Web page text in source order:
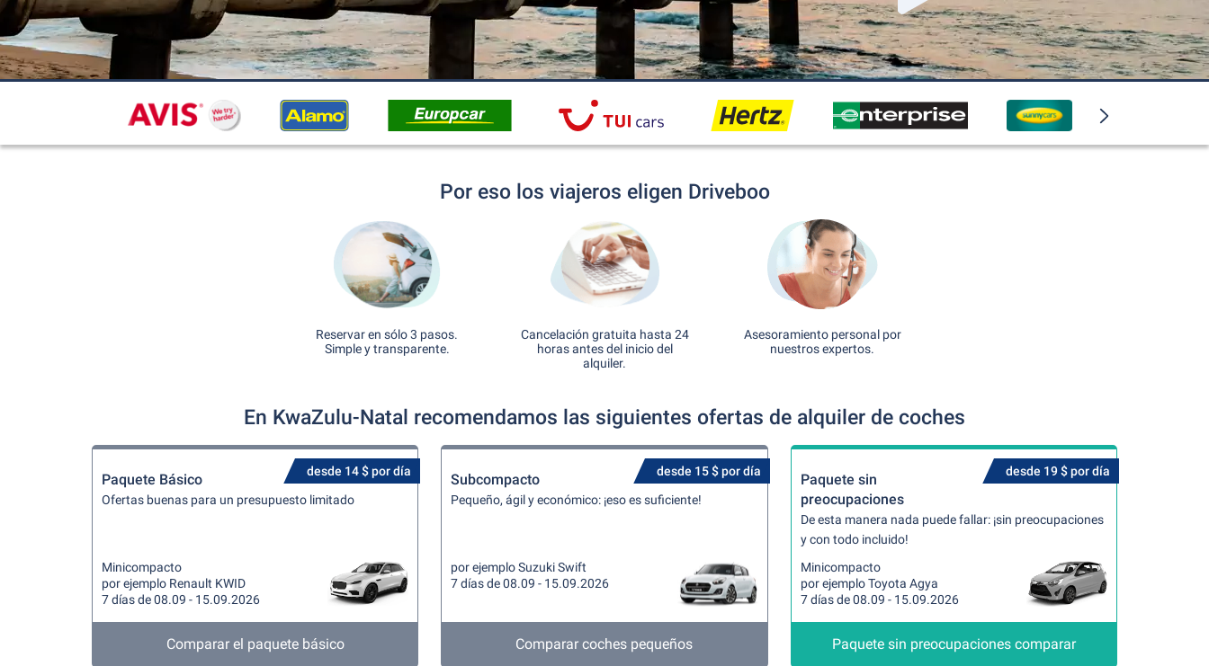
Por eso los viajeros eligen Driveboo
Reservar en sólo 3 pasos.
Simple y transparente.
Cancelación gratuita hasta 24
horas antes del inicio del
alquiler.
Asesoramiento personal por
nuestros expertos.
En KwaZulu-Natal recomendamos las siguientes ofertas de alquiler de coches
desde 14 $ por día
Paquete Básico
Ofertas buenas para un presupuesto limitado
Minicompacto
por ejemplo Renault KWID
7 días de 08.09 - 15.09.2026
Comparar el paquete básico
desde 15 $ por día
Subcompacto
Pequeño, ágil y económico: ¡eso es suficiente!
por ejemplo Suzuki Swift
7 días de 08.09 - 15.09.2026
Comparar coches pequeños
desde 19 $ por día
Paquete sin
preocupaciones
De esta manera nada puede fallar: ¡sin preocupaciones
y con todo incluido!
Minicompacto
por ejemplo Toyota Agya
7 días de 08.09 - 15.09.2026
Paquete sin preocupaciones comparar